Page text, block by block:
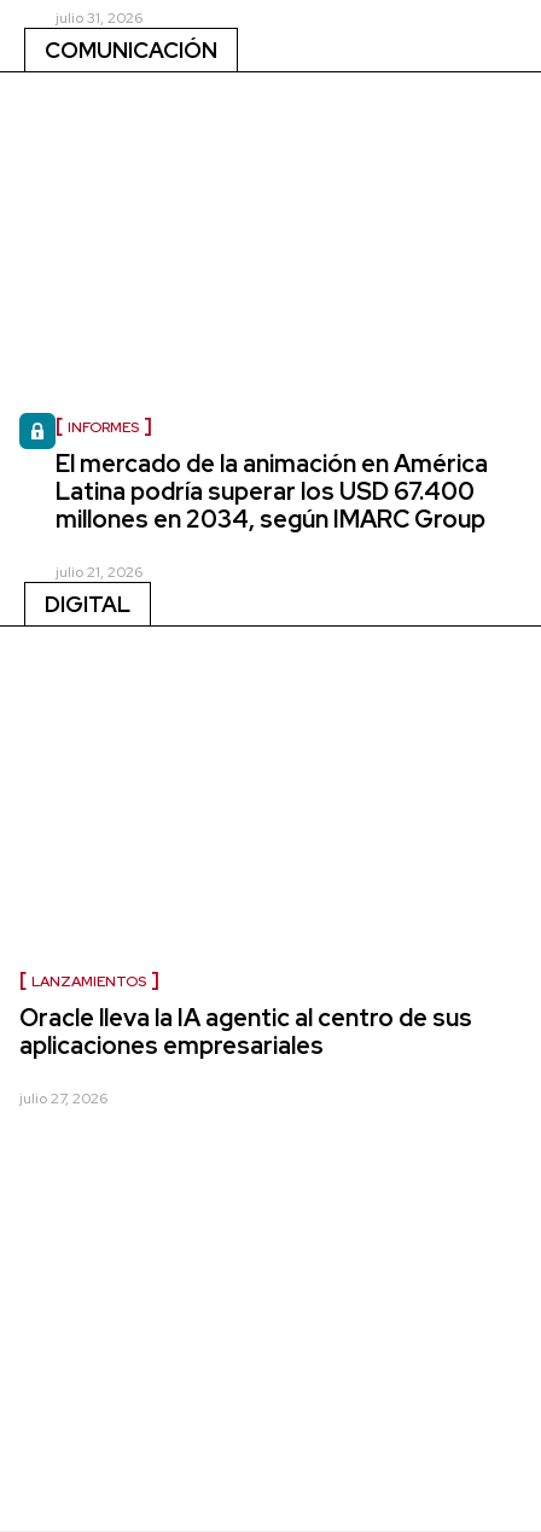
julio 31, 2026
COMUNICACIÓN
INFORMES
El mercado de la animación en América
Latina podría superar los USD 67.400
millones en 2034, según IMARC Group
julio 21, 2026
DIGITAL
LANZAMIENTOS
Oracle lleva la IA agentic al centro de sus
aplicaciones empresariales
julio 27, 2026